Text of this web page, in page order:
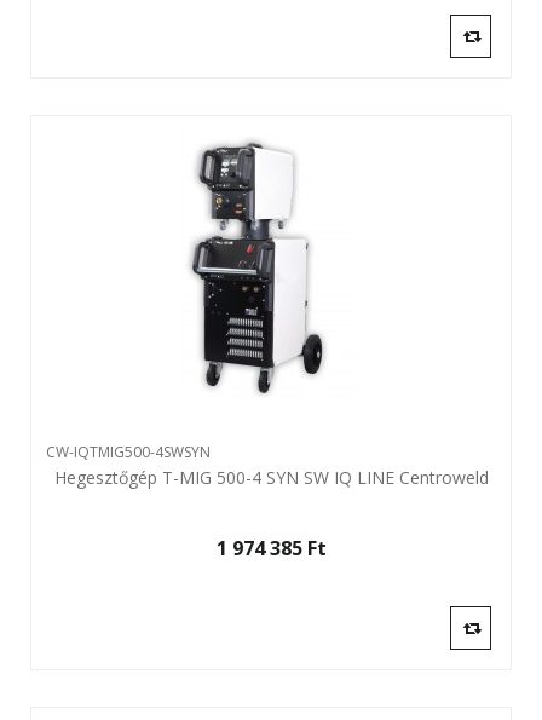
CW-IQTMIG500-4SWSYN
Hegesztőgép T-MIG 500-4 SYN SW IQ LINE Centroweld
1 974 385 Ft‎